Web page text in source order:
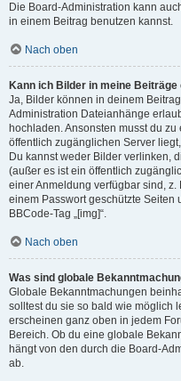
Die Board-Administration kann
in einem Beitrag benutzen kannst.
Nach oben
Kann ich Bilder in meine Beiträge
Ja, Bilder können in deinem
Administration Dateianhänge
hochladen. Ansonsten musst du
öffentlich zugänglichen Server
Du kannst weder Bilder verlinken,
(außer es ist ein öffentlich
einer Anmeldung verfügbar sind,
einem Passwort geschützte Seiten
BBCode-Tag „[img]“.
Nach oben
Was sind globale
Globale Bekanntmachungen
solltest du sie so bald wie möglich
erscheinen ganz oben in jedem
Bereich. Ob du eine globale
hängt von den durch die Board-
ab.